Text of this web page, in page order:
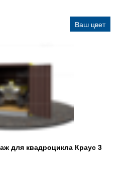
Ваш цвет
для квадроцикла Краус 3